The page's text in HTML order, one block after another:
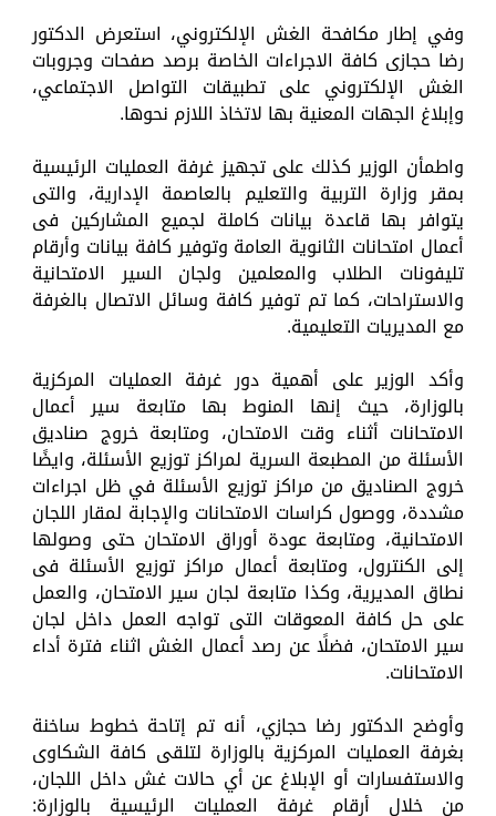
وفي إطار مكافحة الغش الإلكتروني، استعرض الدكتور
رضا حجازى كافة الاجراءات الخاصة برصد صفحات وجروبات
الغش الإلكتروني على تطبيقات التواصل الاجتماعي،
وإبلاغ الجهات المعنية بها لاتخاذ اللازم نحوها.
واطمأن الوزير كذلك على تجهيز غرفة العمليات الرئيسية
بمقر وزارة التربية والتعليم بالعاصمة الإدارية، والتى
يتوافر بها قاعدة بيانات كاملة لجميع المشاركين فى
أعمال امتحانات الثانوية العامة وتوفير كافة بيانات وأرقام
تليفونات الطلاب والمعلمين ولجان السير الامتحانية
والاستراحات، كما تم توفير كافة وسائل الاتصال بالغرفة
مع المديريات التعليمية.
وأكد الوزير على أهمية دور غرفة العمليات المركزية
بالوزارة، حيث إنها المنوط بها متابعة سير أعمال
الامتحانات أثناء وقت الامتحان، ومتابعة خروج صناديق
الأسئلة من المطبعة السرية لمراكز توزيع الأسئلة، وايضًا
خروج الصناديق من مراكز توزيع الأسئلة في ظل اجراءات
مشددة، ووصول كراسات الامتحانات والإجابة لمقار اللجان
الامتحانية، ومتابعة عودة أوراق الامتحان حتى وصولها
إلى الكنترول، ومتابعة أعمال مراكز توزيع الأسئلة فى
نطاق المديرية، وكذا متابعة لجان سير الامتحان، والعمل
على حل كافة المعوقات التى تواجه العمل داخل لجان
سير الامتحان، فضلًا عن رصد أعمال الغش اثناء فترة أداء
الامتحانات.
وأوضح الدكتور رضا حجازي، أنه تم إتاحة خطوط ساخنة
بغرفة العمليات المركزية بالوزارة لتلقى كافة الشكاوى
والاستفسارات أو الإبلاغ عن أي حالات غش داخل اللجان،
من خلال أرقام غرفة العمليات الرئيسية بالوزارة: